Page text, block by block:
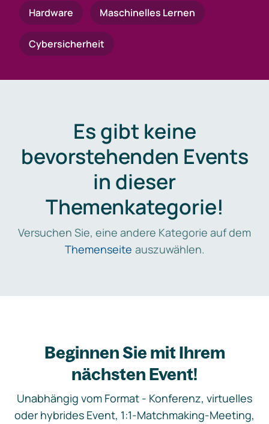
Hardware Maschinelles Lernen
Cybersicherheit
Es gibt keine
bevorstehenden Events
in dieser
Themenkategorie!
Versuchen Sie, eine andere Kategorie auf dem
Themenseite auszuwählen.
Beginnen Sie mit Ihrem
nächsten Event!
Unabhängig vom Format - Konferenz, virtuelles
oder hybrides Event, 1:1-Matchmaking-Meeting,